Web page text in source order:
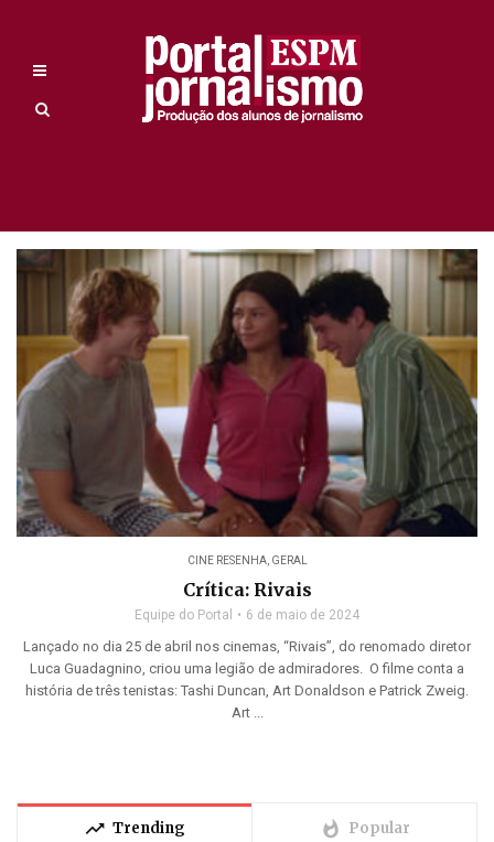
CINE RESENHA, GERAL
Crítica: Rivais
Equipe do Portal 6 de maio de 2024
Lançado no dia 25 de abril nos cinemas, “Rivais”, do renomado diretor
Luca Guadagnino, criou uma legião de admiradores. O filme conta a
história de três tenistas: Tashi Duncan, Art Donaldson e Patrick Zweig.
Art ...
trending_up Trending whatshot Popular